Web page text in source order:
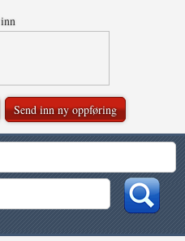
Send inn ny oppføring